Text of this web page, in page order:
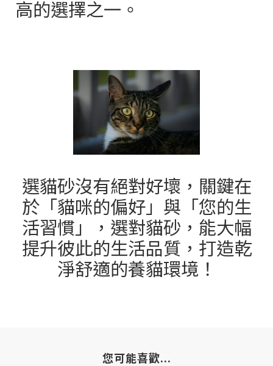
高的選擇之一。
選貓砂沒有絕對好壞，關鍵在
於「貓咪的偏好」與「您的生
活習慣」，選對貓砂，能大幅
提升彼此的生活品質，打造乾
淨舒適的養貓環境！
您可能喜歡...